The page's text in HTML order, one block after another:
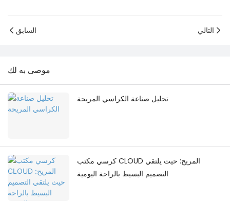
السابق التالي
موصى به لك
تحليل صناعة الكراسي المريحة
كرسي مكتب CLOUD المريح: حيث يلتقي
التصميم البسيط بالراحة اليومية